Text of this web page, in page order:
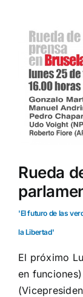
Ver
imagen
más
grande
Rueda
'El futuro de las
la Libertad'
El próximo
en